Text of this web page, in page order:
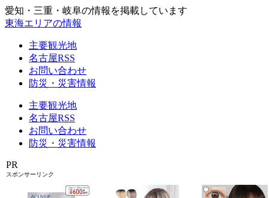
愛知・三重・岐阜の情報を掲載しています
東海エリアの情報
主要観光地
名古屋RSS
お問い合わせ
防災・災害情報
主要観光地
名古屋RSS
お問い合わせ
防災・災害情報
PR
スポンサーリンク